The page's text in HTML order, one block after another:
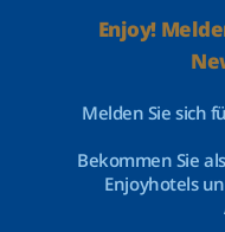
Enjoy!
Melden Sie sich
Bekommen Sie
Enjoyhotels